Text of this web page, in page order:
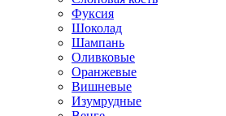
Фуксия
Шоколад
Шампань
Оливковые
Оранжевые
Вишневые
Изумрудные